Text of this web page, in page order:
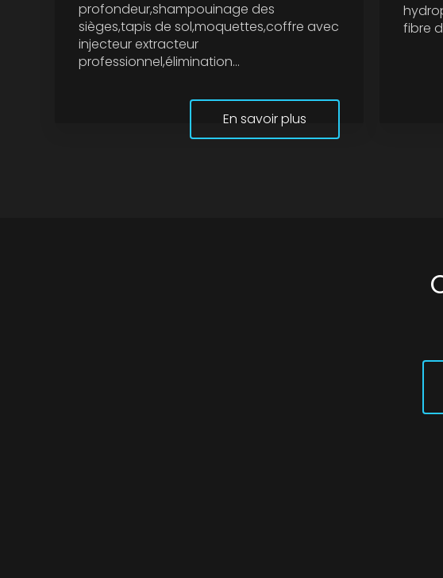
profondeur,shampouinage des
sièges,tapis de sol,moquettes,coffre avec
injecteur extracteur
professionnel,élimination...
En savoir plus
fibre